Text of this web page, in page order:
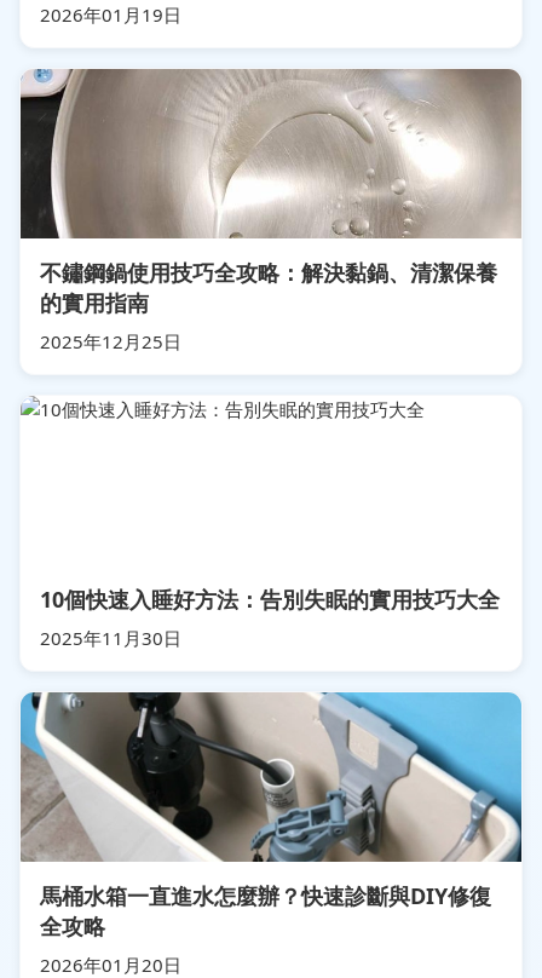
2026年01月19日
不鏽鋼鍋使用技巧全攻略：解決黏鍋、清潔保養
的實用指南
2025年12月25日
10個快速入睡好方法：告別失眠的實用技巧大全
2025年11月30日
馬桶水箱一直進水怎麼辦？快速診斷與DIY修復
全攻略
2026年01月20日